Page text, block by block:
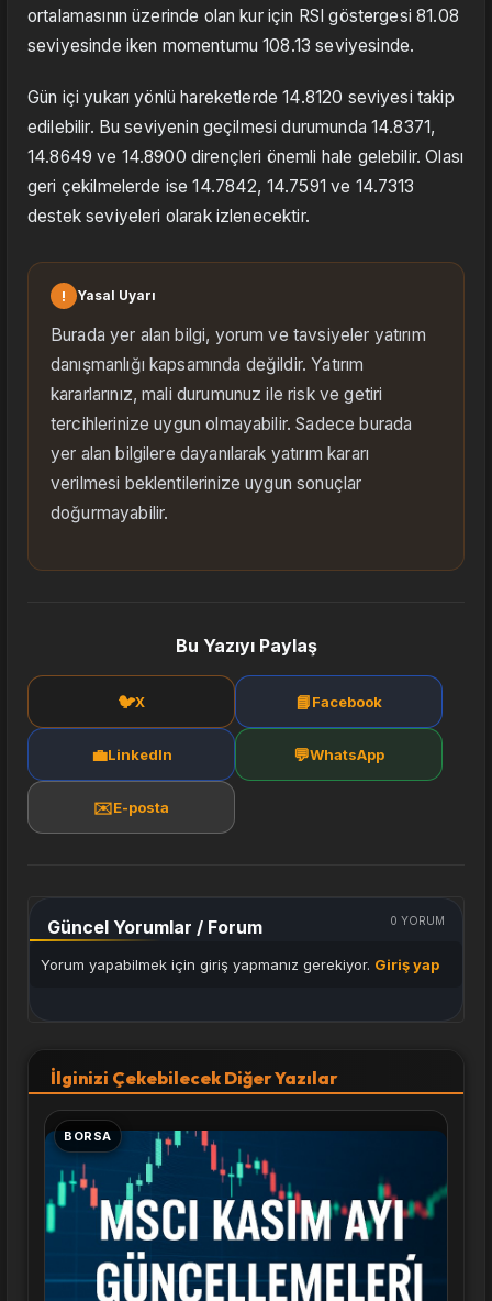
ortalamasının üzerinde olan kur için RSI göstergesi 81.08
seviyesinde iken momentumu 108.13 seviyesinde.
Gün içi yukarı yönlü hareketlerde 14.8120 seviyesi takip
edilebilir. Bu seviyenin geçilmesi durumunda 14.8371,
14.8649 ve 14.8900 dirençleri önemli hale gelebilir. Olası
geri çekilmelerde ise 14.7842, 14.7591 ve 14.7313
destek seviyeleri olarak izlenecektir.
! Yasal Uyarı
Burada yer alan bilgi, yorum ve tavsiyeler yatırım
danışmanlığı kapsamında değildir. Yatırım
kararlarınız, mali durumunuz ile risk ve getiri
tercihlerinize uygun olmayabilir. Sadece burada
yer alan bilgilere dayanılarak yatırım kararı
verilmesi beklentilerinize uygun sonuçlar
doğurmayabilir.
Bu Yazıyı Paylaş
🐦X 📘Facebook
💼LinkedIn 💬WhatsApp
✉️E-posta
Güncel Yorumlar / Forum 0 YORUM
Yorum yapabilmek için giriş yapmanız gerekiyor. Giriş yap
İlginizi Çekebilecek Diğer Yazılar
BORSA